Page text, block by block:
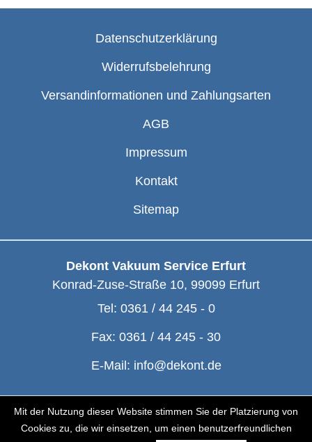
Mit der Nutzung dieser Website stimmen Sie der Platzierung von
Cookies zu, die wir einsetzen, um einen benutzerfreundlichen
Datenschutzerklärung
Widerrufsbelehrung
Versandinformationen und Zahlungsarten
AGB
Impressum
Kontakt
Sitemap
Dekont Vakuum Service Erfurt
Konrad-Zuse-Straße 10, 99099 Erfurt
Tel: 0361 / 44 245 - 0
Fax: 0361 / 44 245 - 30
E-Mail: info@dekont.de
© Dekont 1991 - 2026